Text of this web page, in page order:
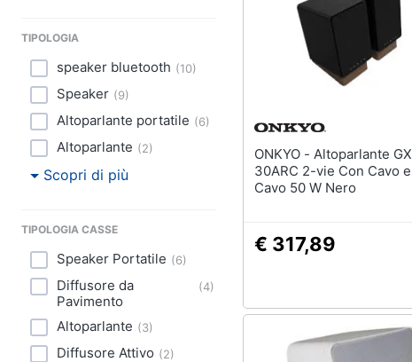
TIPOLOGIA
speaker bluetooth (10)
Speaker (9)
Altoparlante portatile (6)
Altoparlante (2)
Scopri di più
TIPOLOGIA CASSE
Speaker Portatile (6)
Diffusore da
Pavimento
(4)
Altoparlante (3)
Diffusore Attivo (2)
ONKYO - Altoparlante GX-
30ARC 2-vie Con Cavo
Cavo 50 W Nero
€ 317,89